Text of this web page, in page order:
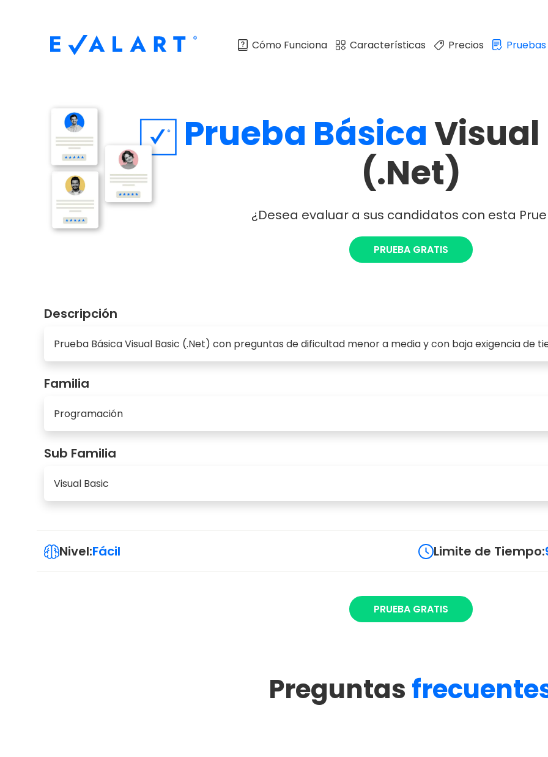
Cómo Funciona Características Precios Pruebas
Prueba BásicaVisual
(.Net)
¿Desea evaluar a sus candidatos con esta
PRUEBA GRATIS
Descripción
Prueba Básica Visual Basic (.Net) con preguntas de dificultad menor a media y con baja exigencia de
Familia
Programación
Sub Familia
Visual Basic
Nivel:Fácil Limite de Tiempo:
PRUEBA GRATIS
Preguntas